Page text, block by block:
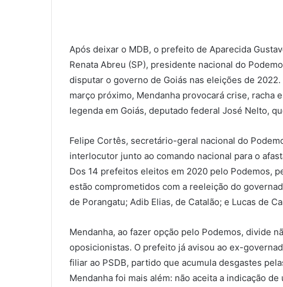
Após deixar o MDB, o prefeito de Aparecida
Renata Abreu (SP), presidente nacional do
disputar o governo de Goiás nas eleições de
março próximo, Mendanha provocará crise, racha
legenda em Goiás, deputado federal José Nelto,
Felipe Cortês, secretário-geral nacional do
interlocutor junto ao comando nacional para o
Dos 14 prefeitos eleitos em 2020 pelo Podemos,
estão comprometidos com a reeleição do
de Porangatu; Adib Elias, de Catalão; e Lucas de
Mendanha, ao fazer opção pelo Podemos, divide
oposicionistas. O prefeito já avisou ao ex-
filiar ao PSDB, partido que acumula desgastes
Mendanha foi mais além: não aceita a indicação